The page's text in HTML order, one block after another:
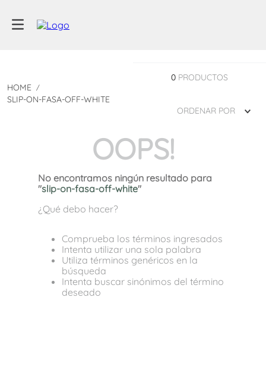
SLIP-ON-FASA-OFF-WHITE
0 PRODUCTOS
ORDENAR POR
OOPS!
No encontramos ningún resultado para
"slip-on-fasa-off-white"
¿Qué debo hacer?
Comprueba los términos ingresados
Intenta utilizar una sola palabra
Utiliza términos genéricos en la
búsqueda
Intenta buscar sinónimos del término
deseado